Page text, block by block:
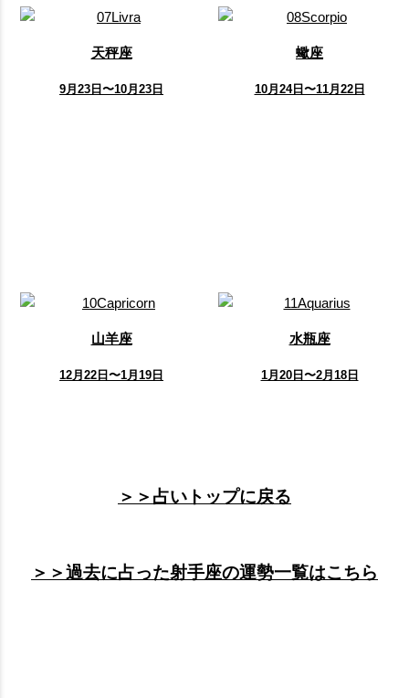
天秤座
9月23日〜10月23日
蠍座
10月24日〜11月22日
山羊座
12月22日〜1月19日
水瓶座
1月20日〜2月18日
＞＞占いトップに戻る
＞＞過去に占った射手座の運勢一覧はこちら